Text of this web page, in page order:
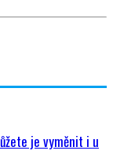
je vyměnit i u